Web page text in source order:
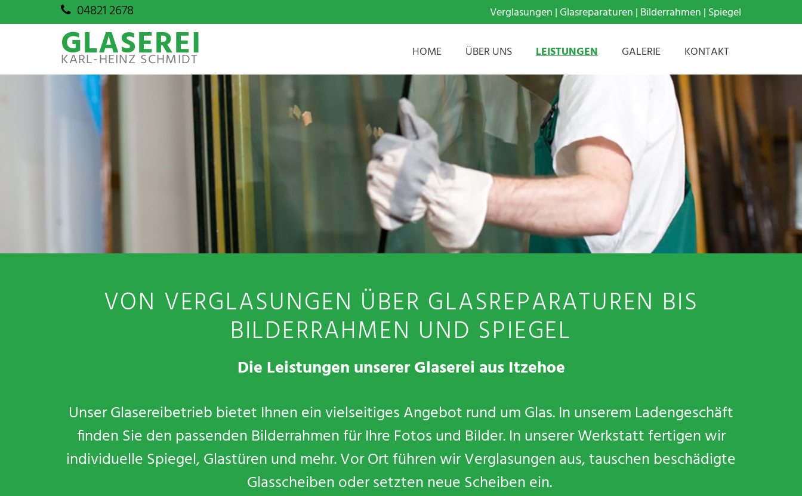
Zum Inhalt springen
 04821 2678 Verglasungen | Glasreparaturen | Bilderrahmen | Spiegel
GLASEREI
KARL-HEINZ SCHMIDT HOME ÜBER UNS LEISTUNGEN GALERIE KONTAKT
VON VERGLASUNGEN ÜBER GLASREPARATUREN BIS
BILDERRAHMEN UND SPIEGEL
Die Leistungen unserer Glaserei aus Itzehoe
Unser Glasereibetrieb bietet Ihnen ein vielseitiges Angebot rund um Glas. In unserem Ladengeschäft
finden Sie den passenden Bilderrahmen für Ihre Fotos und Bilder. In unserer Werkstatt fertigen wir
individuelle Spiegel, Glastüren und mehr. Vor Ort führen wir Verglasungen aus, tauschen beschädigte
Glasscheiben oder setzten neue Scheiben ein.